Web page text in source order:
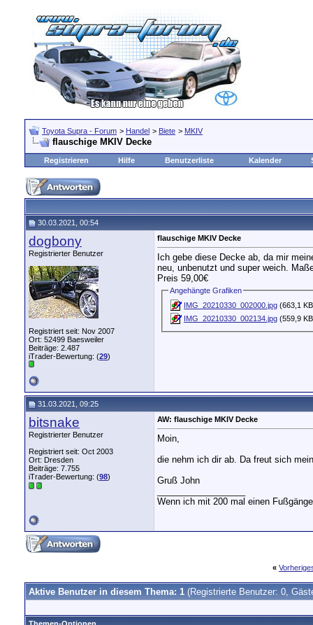
Toyota Supra - Forum > Handel > Biete > MKIV
flauschige MKIV Decke
Registrieren Hilfe Benutzerliste Kalender
30.03.2021, 00:54
dogbony
Registrierter Benutzer
Registriert seit: Nov 2007
Ort: 52499 Baesweiler
Beiträge: 2.487
iTrader-Bewertung: (29)
flauschige MKIV Decke
Ich gebe diese Decke ab, da mir
neu, unbenutzt und super weich.
Preis 59,00€
Angehängte Grafiken
IMG_20210330_002000.jpg (663,1
IMG_20210330_002134.jpg (559,9
31.03.2021, 09:25
bitsnake
Registrierter Benutzer
Registriert seit: Oct 2003
Ort: Dresden
Beiträge: 7.755
iTrader-Bewertung: (98)
AW: flauschige MKIV Decke
Moin,
die nehm ich dir ab. Da freut sich
Gruß John
Wenn ich mit 200 mal einen
«
Aktive Benutzer in diesem Thema: 1 (Registrierte Benutzer: 0,